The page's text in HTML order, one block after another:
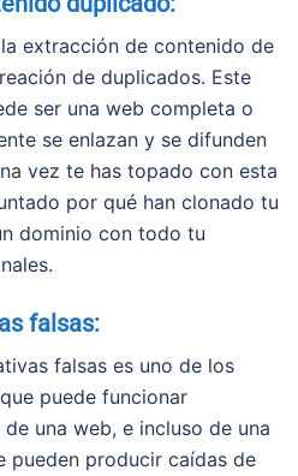
extracción de contenido de
de duplicados. Este
ser una web completa o
se enlazan y se difunden
vez te has topado con esta
por qué han clonado tu
dominio con todo tu
falsas:
falsas es uno de los
puede funcionar
una web, e incluso de una
pueden producir caídas de